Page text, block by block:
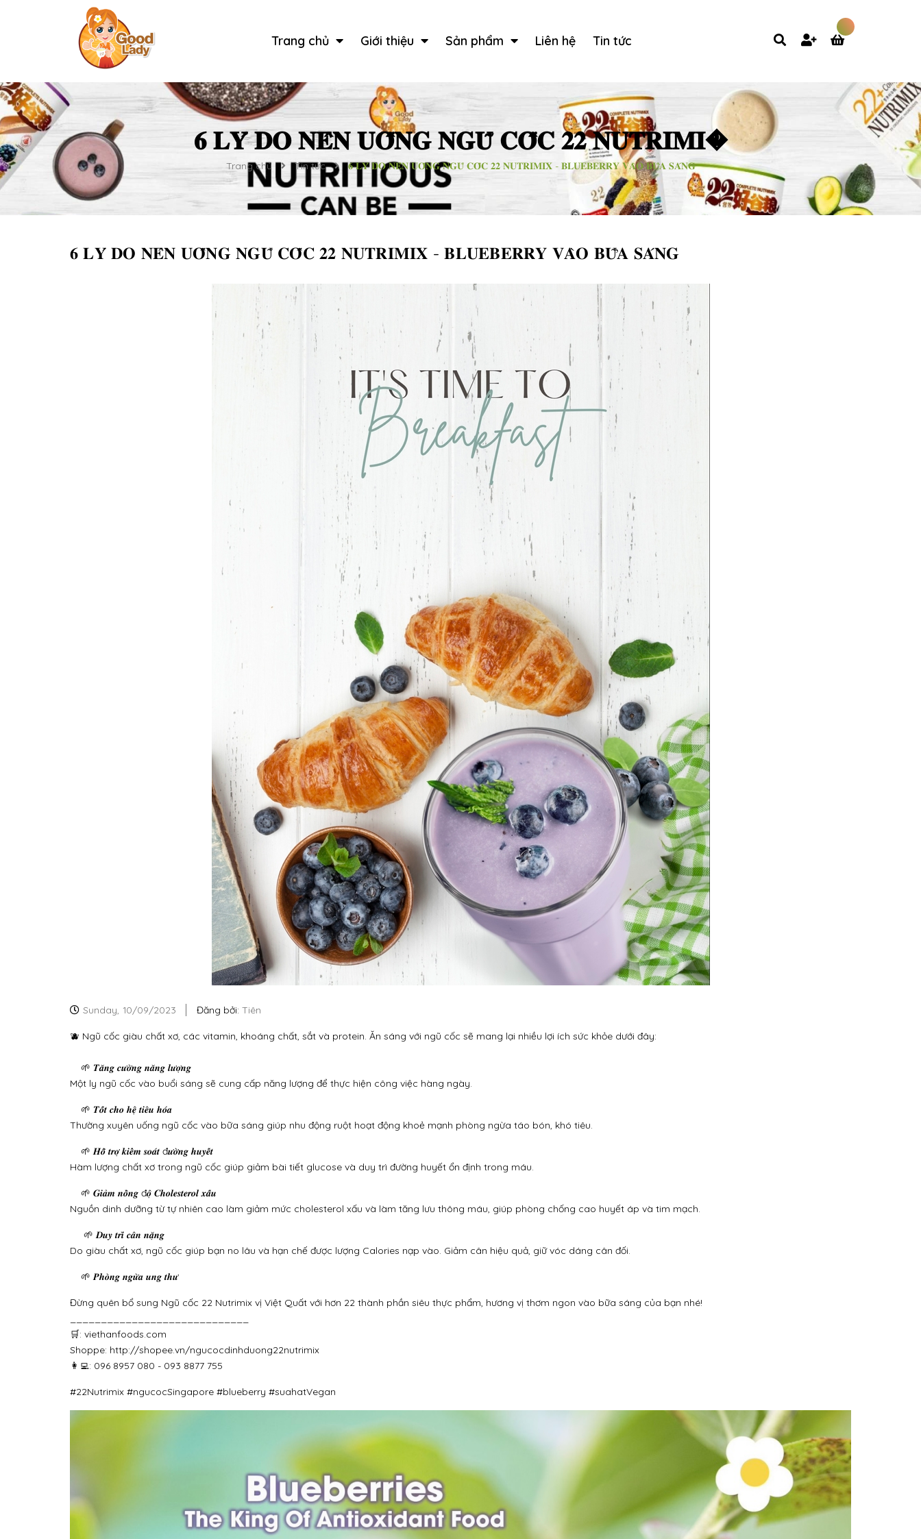
Trang chủ Giới thiệu Sản phẩm Liên hệ Tin tức
𝟔 𝐋𝐘́ 𝐃𝐎 𝐍𝐄̂𝐍 𝐔𝐎̂́𝐍𝐆 𝐍𝐆𝐔̃ 𝐂𝐎̂́𝐂 𝟐𝟐 𝐍𝐔𝐓𝐑𝐈𝐌𝐈�
Trang chủ Tin tức 𝟔 𝐋𝐘́ 𝐃𝐎 𝐍𝐄̂𝐍 𝐔𝐎̂́𝐍𝐆 𝐍𝐆𝐔̃ 𝐂𝐎̂́𝐂 𝟐𝟐 𝐍𝐔𝐓𝐑𝐈𝐌𝐈𝐗 - 𝐁𝐋𝐔𝐄𝐁𝐄𝐑𝐑𝐘 𝐕𝐀̀𝐎 𝐁𝐔̛̃𝐀 𝐒𝐀́𝐍𝐆
𝟔 𝐋𝐘́ 𝐃𝐎 𝐍𝐄̂𝐍 𝐔𝐎̂́𝐍𝐆 𝐍𝐆𝐔̃ 𝐂𝐎̂́𝐂 𝟐𝟐 𝐍𝐔𝐓𝐑𝐈𝐌𝐈𝐗 - 𝐁𝐋𝐔𝐄𝐁𝐄𝐑𝐑𝐘 𝐕𝐀̀𝐎 𝐁𝐔̛̃𝐀 𝐒𝐀́𝐍𝐆
Sunday, 10/09/2023 Đăng bởi: Tiên
🫐 Ngũ cốc giàu chất xơ, các vitamin, khoáng chất, sắt và protein. Ăn sáng với ngũ cốc sẽ mang lại nhiều lợi ích sức khỏe dưới đây:
🌱 𝑻𝒂̆𝒏𝒈 𝒄𝒖̛𝒐̛̀𝒏𝒈 𝒏𝒂̆𝒏𝒈 𝒍𝒖̛𝒐̛̣𝒏𝒈
Một ly ngũ cốc vào buổi sáng sẽ cung cấp năng lượng để thực hiện công việc hàng ngày.
🌱 𝑻𝒐̂́𝒕 𝒄𝒉𝒐 𝒉𝒆̣̂ 𝒕𝒊𝒆̂𝒖 𝒉𝒐́𝒂
Thường xuyên uống ngũ cốc vào bữa sáng giúp nhu động ruột hoạt động khoẻ mạnh phòng ngừa táo bón, khó tiêu.
🌱 𝑯𝒐̂̃ 𝒕𝒓𝒐̛̣ 𝒌𝒊𝒆̂̉𝒎 𝒔𝒐𝒂́𝒕 đ𝒖̛𝒐̛̀𝒏𝒈 𝒉𝒖𝒚𝒆̂́𝒕
Hàm lượng chất xơ trong ngũ cốc giúp giảm bài tiết glucose và duy trì đường huyết ổn định trong máu.
🌱 𝑮𝒊𝒂̉𝒎 𝒏𝒐̂̀𝒏𝒈 đ𝒐̣̂ 𝑪𝒉𝒐𝒍𝒆𝒔𝒕𝒆𝒓𝒐𝒍 𝒙𝒂̂́𝒖
Nguồn dinh dưỡng từ tự nhiên cao làm giảm mức cholesterol xấu và làm tăng lưu thông máu, giúp phòng chống cao huyết áp và tim mạch.
🌱 𝑫𝒖𝒚 𝒕𝒓𝒊̀ 𝒄𝒂̂𝒏 𝒏𝒂̣̆𝒏𝒈
Do giàu chất xơ, ngũ cốc giúp bạn no lâu và hạn chế được lượng Calories nạp vào. Giảm cân hiệu quả, giữ vóc dáng cân đối.
🌱 𝑷𝒉𝒐̀𝒏𝒈 𝒏𝒈𝒖̛̀𝒂 𝒖𝒏𝒈 𝒕𝒉𝒖̛
Đừng quên bổ sung Ngũ cốc 22 Nutrimix vị Việt Quất với hơn 22 thành phần siêu thực phẩm, hương vị thơm ngon vào bữa sáng của bạn nhé!
🛒: viethanfoods.com
Shoppe: http://shopee.vn/ngucocdinhduong22nutrimix
👩‍💻: 096 8957 080 - 093 8877 755
#22Nutrimix #ngucocSingapore #blueberry #suahatVegan